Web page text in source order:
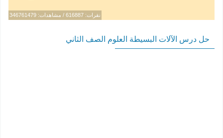
نقرات: 616887 / مشاهدات: 346761479
حل درس الآلات البسيطة العلوم الصف الثاني